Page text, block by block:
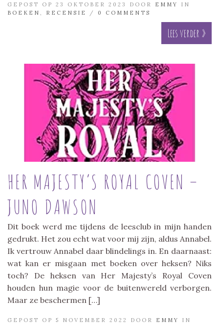
GEPOST OP 23 OKTOBER 2023 DOOR EMMY
IN
BOEKEN
RECENSIE / 0 COMMENTS
Lees verder »
HER MAJESTY’S ROYAL COVEN –
JUNO DAWSON
Dit boek werd me tijdens de leesclub in mijn handen
gedrukt. Het zou echt wat voor mij zijn, aldus Annabel.
Ik vertrouw Annabel daar blindelings in. En daarnaast:
wat kan er misgaan met boeken over heksen? Niks
toch? De heksen van Her Majesty’s Royal Coven
houden hun magie voor de buitenwereld verborgen.
Maar ze beschermen […]
GEPOST OP 5 NOVEMBER 2022 DOOR EMMY
IN